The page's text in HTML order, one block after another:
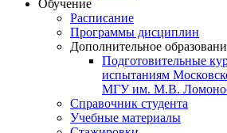
Обучение
Расписание
Программы дисциплин
Дополнительное
Подготовительные
испытаниям
МГУ им. М.В.
Справочник студента
Учебные материалы